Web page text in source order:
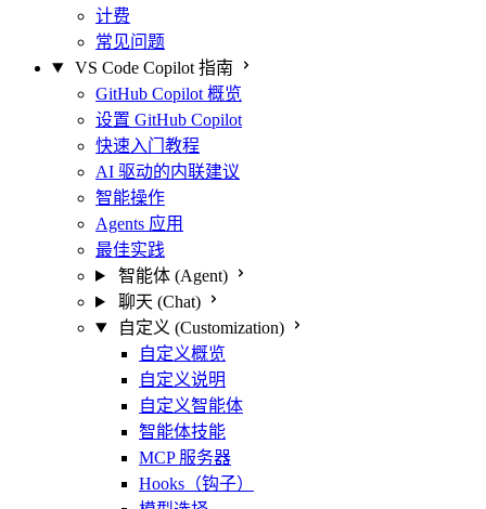
计费
常见问题
VS Code Copilot 指南
GitHub Copilot 概览
设置 GitHub Copilot
快速入门教程
AI 驱动的内联建议
智能操作
Agents 应用
最佳实践
智能体 (Agent)
聊天 (Chat)
自定义 (Customization)
自定义概览
自定义说明
自定义智能体
智能体技能
MCP 服务器
Hooks（钩子）